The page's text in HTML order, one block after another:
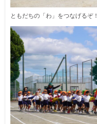
ともだちの「わ」をつなげるぞ！